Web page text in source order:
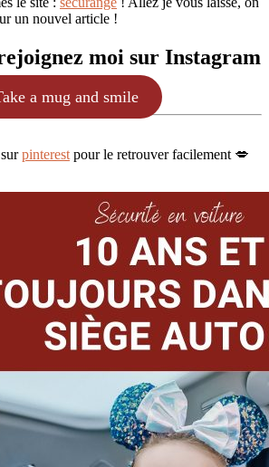
un nouvel article !
moi sur Instagram
a mug and smile
pinterest pour le retrouver facilement 💋